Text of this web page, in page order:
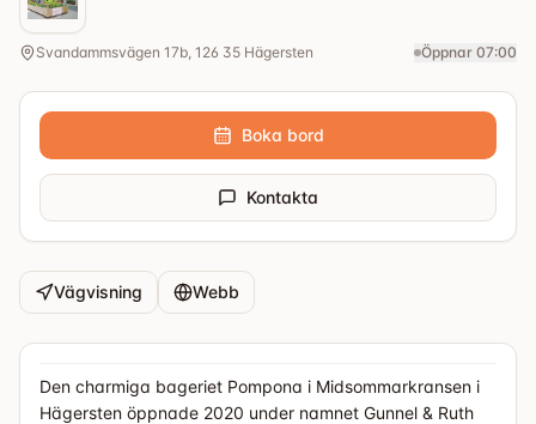
Svandammsvägen 17b, 126 35 Hägersten Öppnar 07:00
Boka bord
Kontakta
Vägvisning Webb
Den charmiga bageriet Pompona i Midsommarkransen i
Hägersten öppnade 2020 under namnet Gunnel & Ruth